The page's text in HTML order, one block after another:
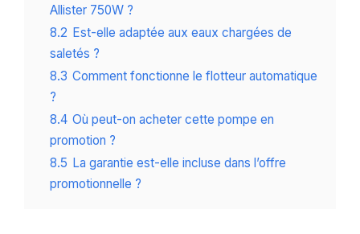
Allister 750W ?
8.2 Est-elle adaptée aux eaux chargées de
saletés ?
8.3 Comment fonctionne le flotteur automatique
?
8.4 Où peut-on acheter cette pompe en
promotion ?
8.5 La garantie est-elle incluse dans l’offre
promotionnelle ?